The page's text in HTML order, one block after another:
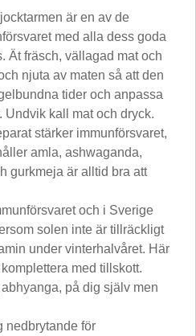
är en av de
med alla dess goda
Ät fräsch, vällagad mat och
njuta av maten så att den
tider och anpassa
Undvik kall mat och dryck.
stärker immunförsvaret,
amla, ashwaganda,
gurkmeja är alltid bra att
och i Sverige
solen inte är tillräckligt
under vinterhalvåret. Här
med tillskott.
på dig själv men
nedbrytande för